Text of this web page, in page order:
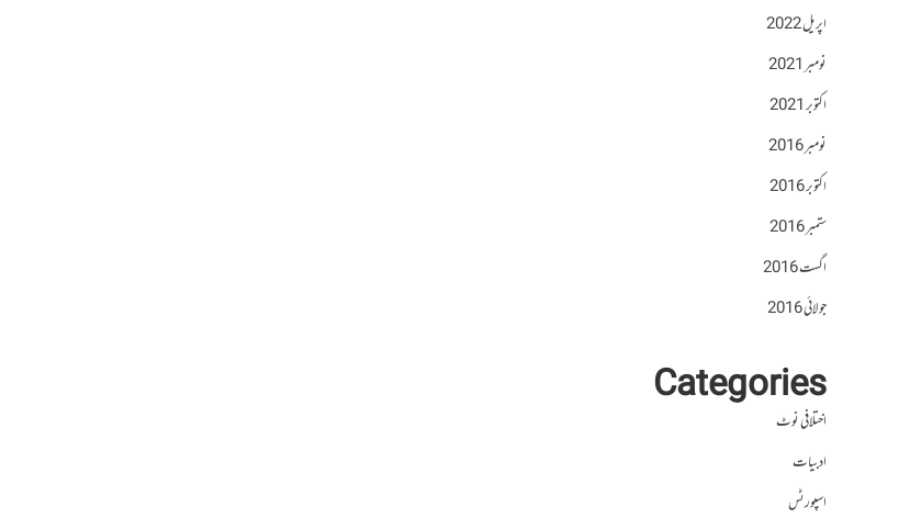
اپریل 2022
نومبر 2021
اکتوبر 2021
نومبر 2016
اکتوبر 2016
ستمبر 2016
اگست 2016
جولائی 2016
Categories
اختلافی نوٹ
ادبیات
اسپورٹس